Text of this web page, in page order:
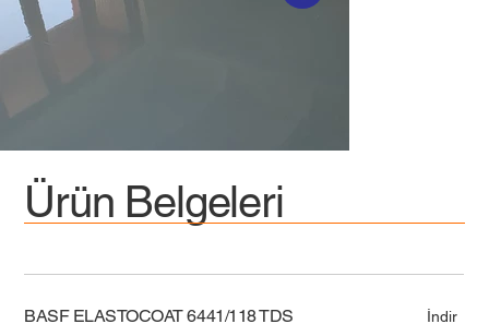
BASF ELASTOCOAT 6441/118 TDS İndir
Ürün Belgeleri